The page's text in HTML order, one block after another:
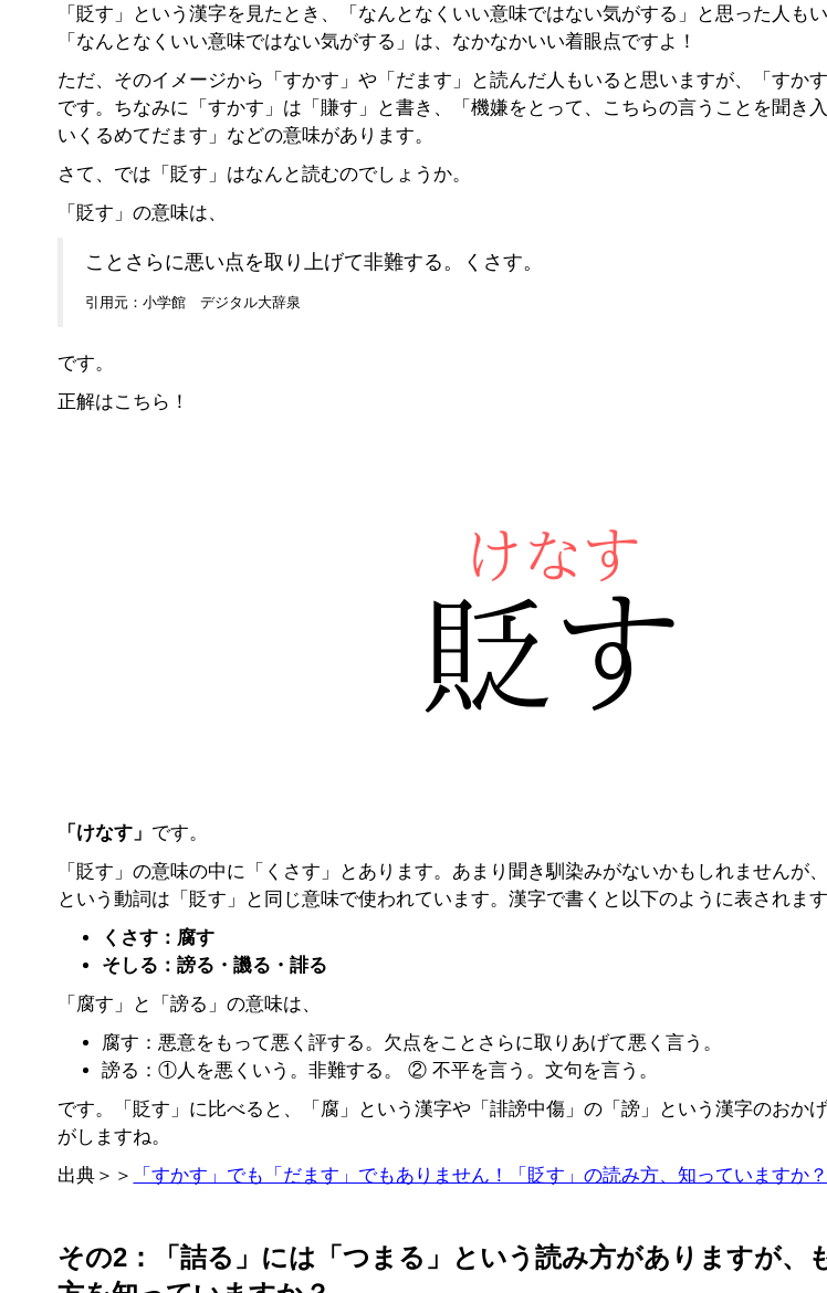
「貶す」という漢字を見たとき、「なんとなくいい意味ではない気がする」と思った人も
「なんとなくいい意味ではない気がする」は、なかなかいい着眼点ですよ！
ただ、そのイメージから「すかす」や「だます」と読んだ人もいると思いますが、「すか
です。ちなみに「すかす」は「賺す」と書き、「機嫌をとって、こちらの言うことを聞き
いくるめてだます」などの意味があります。
さて、では「貶す」はなんと読むのでしょうか。
「貶す」の意味は、
ことさらに悪い点を取り上げて非難する。くさす。
引用元：小学館 デジタル大辞泉
です。
正解はこちら！
「けなす」 です。
「貶す」の意味の中に「くさす」とあります。あまり聞き馴染みがないかもしれませんが
という動詞は「貶す」と同じ意味で使われています。漢字で書くと以下のように表されます
くさす：腐す
そしる：謗る・譏る・誹る
「腐す」と「謗る」の意味は、
腐す：悪意をもって悪く評する。欠点をことさらに取りあげて悪く言う。
謗る：①人を悪くいう。非難する。 ② 不平を言う。文句を言う。
です。「貶す」に比べると、「腐」という漢字や「誹謗中傷」の「謗」という漢字のおか
がしますね。
出典＞＞
「すかす」でも「だます」でもありません！「貶す」の読み方、知っていますか？
その2： 「詰る」 には「つまる」という読み方がありますが、